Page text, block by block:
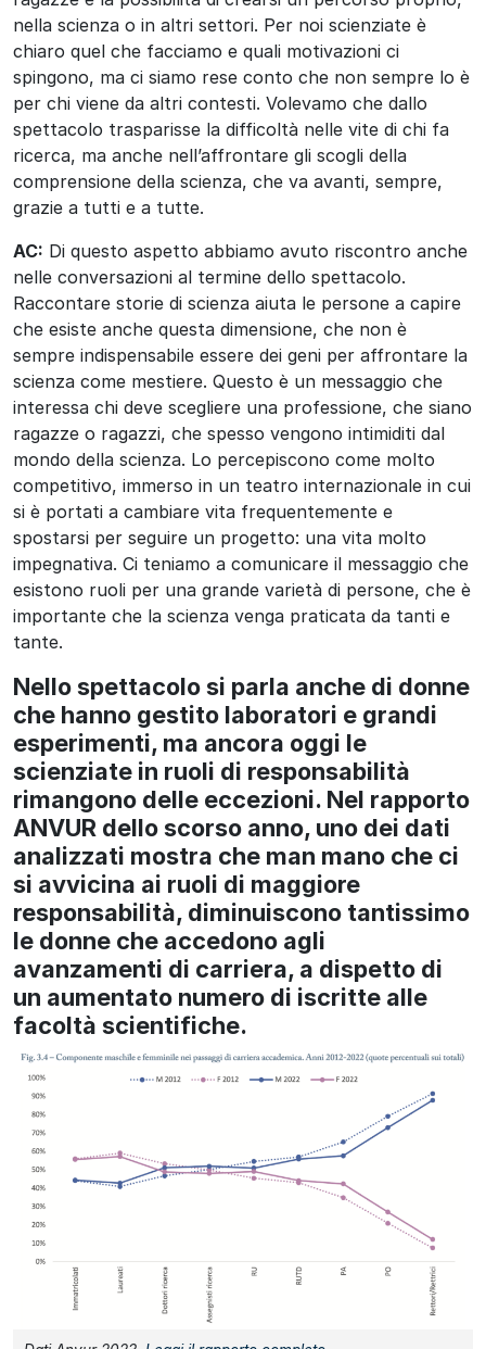
nella scienza o in altri settori. Per noi scienziate è
chiaro quel che facciamo e quali motivazioni ci
spingono, ma ci siamo rese conto che non sempre lo è
per chi viene da altri contesti. Volevamo che dallo
spettacolo trasparisse la difficoltà nelle vite di chi fa
ricerca, ma anche nell’affrontare gli scogli della
comprensione della scienza, che va avanti, sempre,
grazie a tutti e a tutte.
AC: Di questo aspetto abbiamo avuto riscontro anche
nelle conversazioni al termine dello spettacolo.
Raccontare storie di scienza aiuta le persone a capire
che esiste anche questa dimensione, che non è
sempre indispensabile essere dei geni per affrontare la
scienza come mestiere. Questo è un messaggio che
interessa chi deve scegliere una professione, che siano
ragazze o ragazzi, che spesso vengono intimiditi dal
mondo della scienza. Lo percepiscono come molto
competitivo, immerso in un teatro internazionale in cui
si è portati a cambiare vita frequentemente e
spostarsi per seguire un progetto: una vita molto
impegnativa. Ci teniamo a comunicare il messaggio che
esistono ruoli per una grande varietà di persone, che è
importante che la scienza venga praticata da tanti e
tante.
Nello spettacolo si parla anche di donne
che hanno gestito laboratori e grandi
esperimenti, ma ancora oggi le
scienziate in ruoli di responsabilità
rimangono delle eccezioni. Nel rapporto
ANVUR dello scorso anno, uno dei dati
analizzati mostra che man mano che ci
si avvicina ai ruoli di maggiore
responsabilità, diminuiscono tantissimo
le donne che accedono agli
avanzamenti di carriera, a dispetto di
un aumentato numero di iscritte alle
facoltà scientifiche.